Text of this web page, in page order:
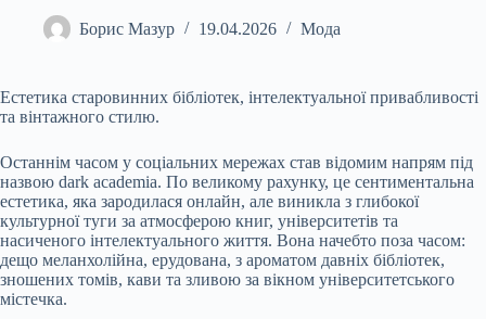
Борис Мазур 19.04.2026 Мода
Естетика старовинних бібліотек, інтелектуальної привабливості
та вінтажного стилю.
Останнім часом у соціальних мережах став відомим напрям під
назвою dark academia. По великому рахунку, це сентиментальна
естетика, яка зародилася онлайн, але виникла з глибокої
культурної туги за атмосферою книг, університетів та
насиченого інтелектуального життя. Вона начебто поза часом:
дещо меланхолійна, ерудована, з ароматом давніх бібліотек,
зношених томів, кави та зливою за вікном університетського
містечка.